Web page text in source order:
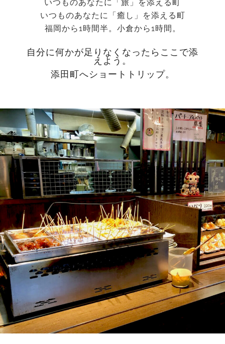
いつものあなたに「旅」を添える町
いつものあなたに「癒し」を添える町
福岡から1時間半。小倉から1時間。
自分に何かが足りなくなったらここで添
えよう。
添田町へショートトリップ。